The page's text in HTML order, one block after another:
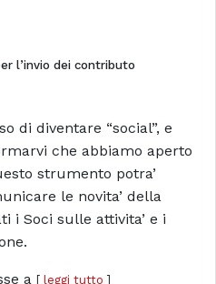
l’invio dei contributo
di diventare “social”, e
che abbiamo aperto
strumento potra’
le novita’ della
i Soci sulle attivita’ e i
a [ leggi tutto ]